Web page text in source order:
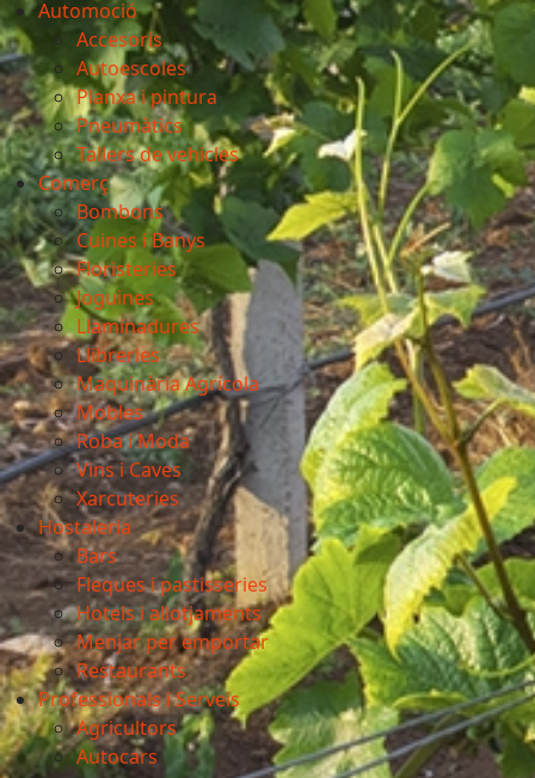
Automoció
Accesoris
Autoescoles
Planxa i pintura
Pneumàtics
Tallers de vehicles
Comerç
Bombons
Cuines i Banys
Floristeries
Joguines
Llaminadures
Llibreries
Maquinària Agrícola
Mobles
Roba i Moda
Vins i Caves
Xarcuteries
Hostaleria
Bars
Fleques i pastisseries
Hotels i allotjaments
Menjar per emportar
Restaurants
Professionals i Serveis
Agricultors
Autocars